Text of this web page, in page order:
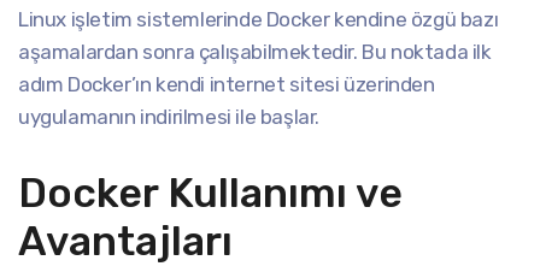
Linux işletim sistemlerinde Docker kendine özgü bazı
aşamalardan sonra çalışabilmektedir. Bu noktada ilk
adım Docker’ın kendi internet sitesi üzerinden
uygulamanın indirilmesi ile başlar.
Docker Kullanımı ve
Avantajları